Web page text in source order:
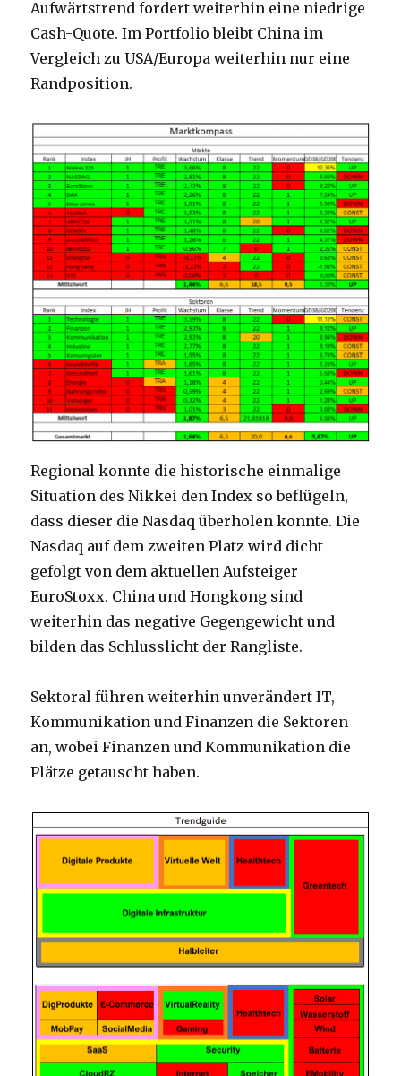
Aufwärtstrend fordert weiterhin eine niedrige
Cash-Quote. Im Portfolio bleibt China im
Vergleich zu USA/Europa weiterhin nur eine
Randposition.
Regional konnte die historische einmalige
Situation des Nikkei den Index so beflügeln,
dass dieser die Nasdaq überholen konnte. Die
Nasdaq auf dem zweiten Platz wird dicht
gefolgt von dem aktuellen Aufsteiger
EuroStoxx. China und Hongkong sind
weiterhin das negative Gegengewicht und
bilden das Schlusslicht der Rangliste.
Sektoral führen weiterhin unverändert IT,
Kommunikation und Finanzen die Sektoren
an, wobei Finanzen und Kommunikation die
Plätze getauscht haben.